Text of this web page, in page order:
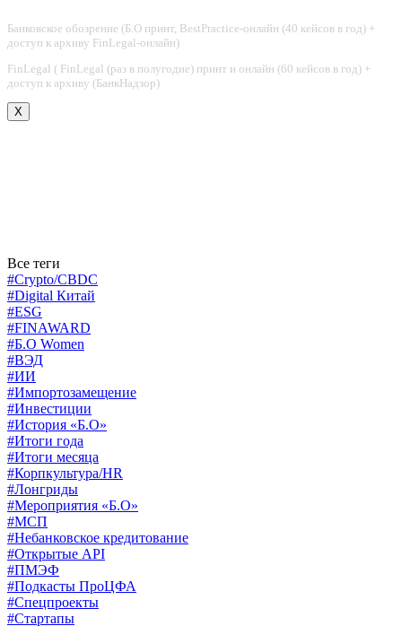
Банковское обозрение (Б.О принт, BestPractice-онлайн (40 кейсов в год) +
доступ к архиву FinLegal-онлайн)
FinLegal ( FinLegal (раз в полугодие) принт и онлайн (60 кейсов в год) +
доступ к архиву (БанкНадзор)
X
Все теги
#Crypto/CBDC
#Digital Китай
#ESG
#FINAWARD
#Б.О Women
#ВЭД
#ИИ
#Импортозамещение
#Инвестиции
#История «Б.О»
#Итоги года
#Итоги месяца
#Корпкультура/HR
#Лонгриды
#Мероприятия «Б.О»
#МСП
#Небанковское кредитование
#Открытые API
#ПМЭФ
#Подкасты ПроЦФА
#Спецпроекты
#Стартапы